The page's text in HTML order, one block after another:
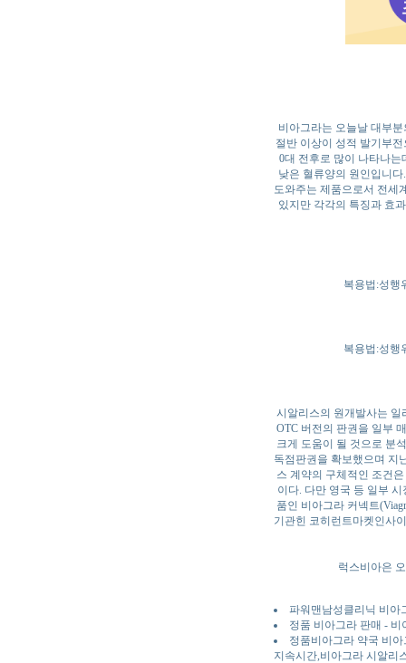
비아그라는 오늘날 대부
절반 이상이 성적 발기부
0대 전후로 많이 나타나
낮은 혈류양의 원인입니
도와주는 제품으로서 전세
있지만 각각의 특징과 효
복용법:성행
복용법:성행
시알리스의 원개발사는 일
OTC 버전의 판권을 일부
크게 도움이 될 것으로 분
독점판권을 확보했으며 지
스 계약의 구체적인 조건
이다. 다만 영국 등 일부
품인 비아그라 커넥트
기관힌 코히런트마켓인사
럭스비아은
파워맨남성클리닉 비아
정품 비아그라 판매 -
정품비아그라 약국 비
지속시간,비아그라 시알리